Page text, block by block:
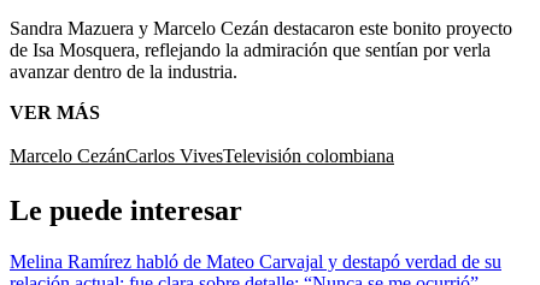
Sandra Mazuera y Marcelo Cezán destacaron este bonito proyecto
de Isa Mosquera, reflejando la admiración que sentían por verla
avanzar dentro de la industria.
VER MÁS
Marcelo CezánCarlos VivesTelevisión colombiana
Le puede interesar
Melina Ramírez habló de Mateo Carvajal y destapó verdad de su